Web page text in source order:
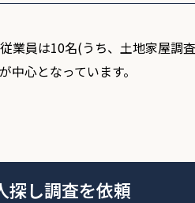
業員は10名(うち、土地家屋調
心となっています。
探し調査を依頼